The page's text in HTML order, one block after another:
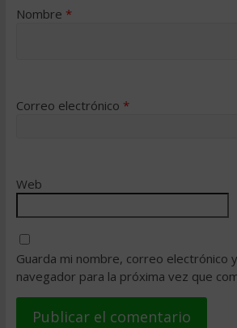
Nombre *
Correo electrónico *
Web
Guarda mi nombre, correo electrónico
navegador para la próxima vez que